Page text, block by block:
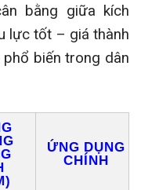
bằng giữa kích
lực tốt – giá thành
biến trong dân
ỨNG DỤNG
CHÍNH